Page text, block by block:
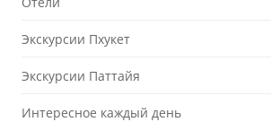
Экскурсии Пхукет
Экскурсии Паттайя
Интересное каждый день